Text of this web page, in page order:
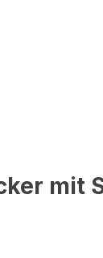
mit